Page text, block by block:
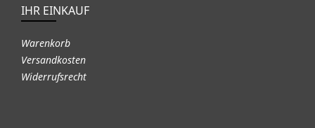
IHR EINKAUF
Warenkorb
Versandkosten
Widerrufsrecht